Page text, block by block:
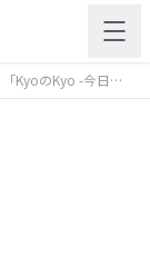
ら-を制作実績に公開しました